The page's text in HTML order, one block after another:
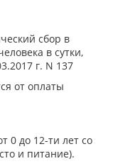
сбор в
в сутки,
г. N 137
от оплаты
0 до 12-ти лет со
и питание).